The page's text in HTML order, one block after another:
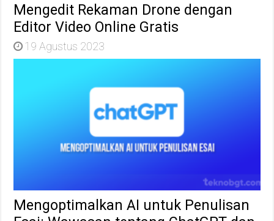
Mengedit Rekaman Drone dengan
Editor Video Online Gratis
19 Agustus 2023
Mengoptimalkan AI untuk Penulisan